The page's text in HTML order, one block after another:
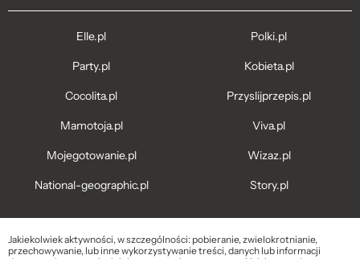
Elle.pl
Party.pl
Cocolita.pl
Mamotoja.pl
Mojegotowanie.pl
National-geographic.pl
Polki.pl
Kobieta.pl
Przyslijprzepis.pl
Viva.pl
Wizaz.pl
Story.pl
Jakiekolwiek aktywności, w szczególności: pobieranie, zwielokrotnianie,
przechowywanie, lub inne wykorzystywanie treści, danych lub informacji